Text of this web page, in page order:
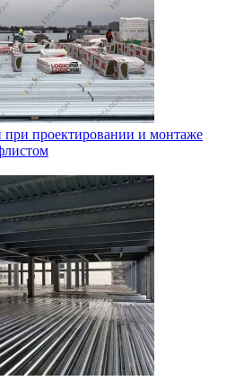
проектировании и монтаже